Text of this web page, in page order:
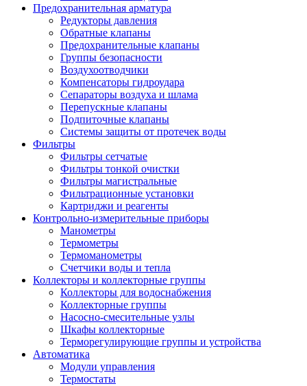
Предохранительная арматура
Редукторы давления
Обратные клапаны
Предохранительные клапаны
Группы безопасности
Воздухоотводчики
Компенсаторы гидроудара
Сепараторы воздуха и шлама
Перепускные клапаны
Подпиточные клапаны
Системы защиты от протечек воды
Фильтры
Фильтры сетчатые
Фильтры тонкой очистки
Фильтры магистральные
Фильтрационные установки
Картриджи и реагенты
Контрольно-измерительные приборы
Манометры
Термометры
Термоманометры
Счетчики воды и тепла
Коллекторы и коллекторные группы
Коллекторы для водоснабжения
Коллекторные группы
Насосно-смесительные узлы
Шкафы коллекторные
Терморегулирующие группы и устройства
Автоматика
Модули управления
Термостаты